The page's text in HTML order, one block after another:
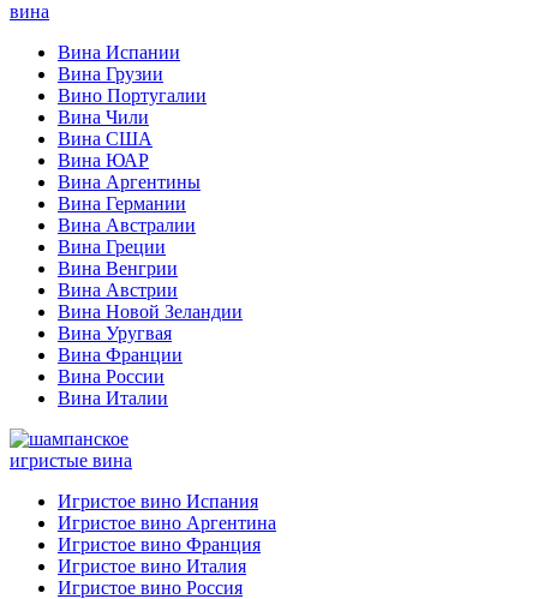
вина
Вина Испании
Вина Грузии
Вино Португалии
Вина Чили
Вина США
Вина ЮАР
Вина Аргентины
Вина Германии
Вина Австралии
Вина Греции
Вина Венгрии
Вина Австрии
Вина Новой Зеландии
Вина Уругвая
Вина Франции
Вина России
Вина Италии
игристые вина
Игристое вино Испания
Игристое вино Аргентина
Игристое вино Франция
Игристое вино Италия
Игристое вино Россия